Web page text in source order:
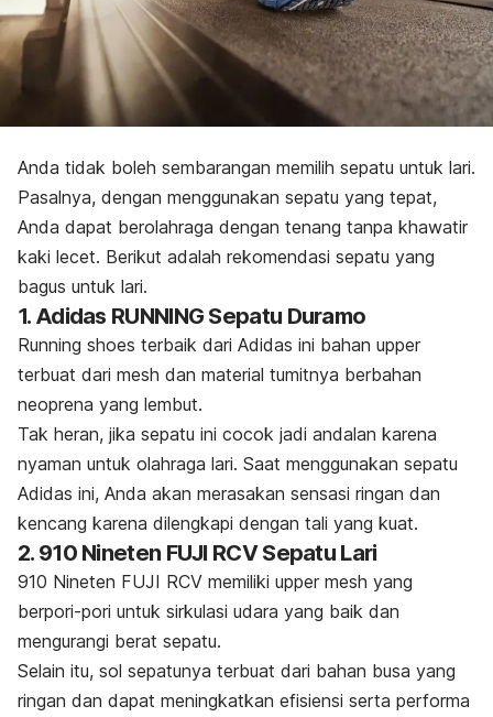
Anda tidak boleh sembarangan memilih sepatu untuk lari.
Pasalnya, dengan menggunakan sepatu yang tepat,
Anda dapat berolahraga dengan tenang tanpa khawatir
kaki lecet. Berikut adalah rekomendasi sepatu yang
bagus untuk lari.
1. Adidas RUNNING Sepatu Duramo
Running shoes terbaik dari Adidas ini bahan upper
terbuat dari mesh dan material tumitnya berbahan
neoprena yang lembut.
Tak heran, jika sepatu ini cocok jadi andalan karena
nyaman untuk olahraga lari. Saat menggunakan sepatu
Adidas ini, Anda akan merasakan sensasi ringan dan
kencang karena dilengkapi dengan tali yang kuat.
2. 910 Nineten FUJI RCV Sepatu Lari
910 Nineten FUJI RCV memiliki upper mesh yang
berpori-pori untuk sirkulasi udara yang baik dan
mengurangi berat sepatu.
Selain itu, sol sepatunya terbuat dari bahan busa yang
ringan dan dapat meningkatkan efisiensi serta performa